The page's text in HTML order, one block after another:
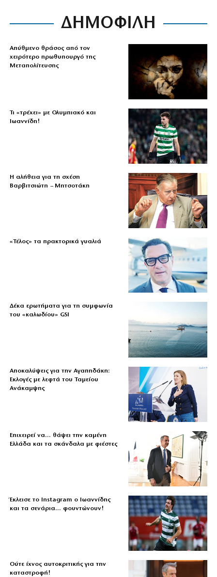
ΔΗΜΟΦΙΛΗ
Απύθμενο θράσος από τον
χειρότερο πρωθυπουργό της
Μεταπολίτευσης
Τι «τρέχει» με Ολυμπιακό και
Ιωαννίδη!
Η αλήθεια για τη σχέση
Βαρβιτσιώτη – Μητσοτάκη
«Τέλος» τα πρακτορικά γυαλιά
Δέκα ερωτήματα για τη συμφωνία
του «καλωδίου» GSI
Αποκαλύψεις για την Αγαπηδάκη:
Εκλογές με λεφτά του Ταμείου
Ανάκαμψης
Επιχειρεί να… θάψει την καμένη
Ελλάδα και τα σκάνδαλα με φιέστες
Έκλεισε το Instagram ο Ιωαννίδης
και τα σενάρια… φουντώνουν!
Ούτε ίχνος αυτοκριτικής για την
καταστροφή!